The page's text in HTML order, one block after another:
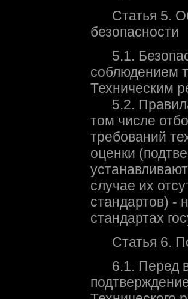
Статья 5.
безопасности
5.1.
соблюдением
Техническим
5.2. Правила
том числе
требований
оценки
случае их
стандартов) -
стандартах
Статья 6.
6.1. Перед